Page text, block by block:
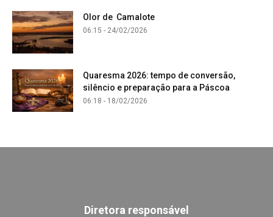
Olor de Camalote
06:15 - 24/02/2026
Quaresma 2026: tempo de conversão,
silêncio e preparação para a Páscoa
06:18 - 18/02/2026
Diretora responsável